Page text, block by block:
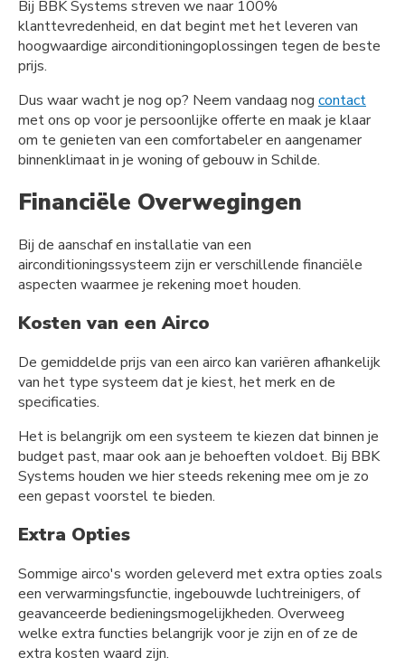
Bij BBK Systems streven we naar 100%
klanttevredenheid, en dat begint met het leveren van
hoogwaardige airconditioningoplossingen tegen de beste
prijs.
Dus waar wacht je nog op? Neem vandaag nog contact
met ons op voor je persoonlijke offerte en maak je klaar
om te genieten van een comfortabeler en aangenamer
binnenklimaat in je woning of gebouw in Schilde.
Financiële Overwegingen
Bij de aanschaf en installatie van een
airconditioningssysteem zijn er verschillende financiële
aspecten waarmee je rekening moet houden.
Kosten van een Airco
De gemiddelde prijs van een airco kan variëren afhankelijk
van het type systeem dat je kiest, het merk en de
specificaties.
Het is belangrijk om een systeem te kiezen dat binnen je
budget past, maar ook aan je behoeften voldoet. Bij BBK
Systems houden we hier steeds rekening mee om je zo
een gepast voorstel te bieden.
Extra Opties
Sommige airco's worden geleverd met extra opties zoals
een verwarmingsfunctie, ingebouwde luchtreinigers, of
geavanceerde bedieningsmogelijkheden. Overweeg
welke extra functies belangrijk voor je zijn en of ze de
extra kosten waard zijn.